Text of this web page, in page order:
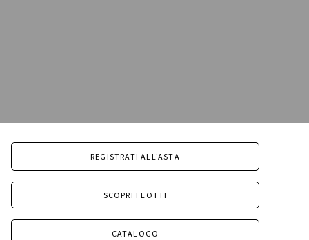
REGISTRATI ALL'ASTA
SCOPRI I LOTTI
CATALOGO